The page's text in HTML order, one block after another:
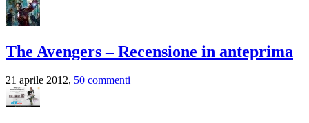
The Avengers – Recensione in anteprima
21 aprile 2012, 50 commenti